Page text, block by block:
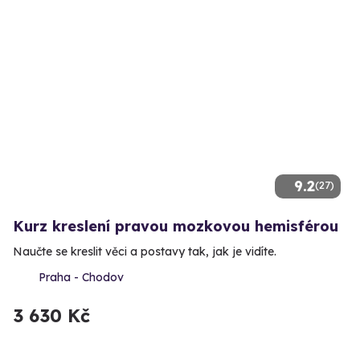
9.2(27)
Kurz kreslení pravou mozkovou hemisférou
Naučte se kreslit věci a postavy tak, jak je vidíte.
Praha - Chodov
3 630 Kč